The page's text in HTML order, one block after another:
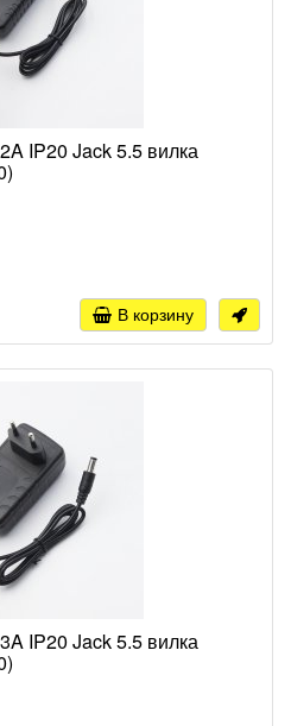
IP20 Jack 5.5 вилка
В корзину
IP20 Jack 5.5 вилка